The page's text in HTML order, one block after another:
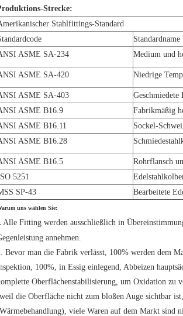
Strecke:
Stahlfittings-Standard
Standardname
ASME SA-234
Medium und
ASME SA-420 Niedrige
ASME SA-403
ASME B16.9
Fabrikmäßig
ASME B16.11
Sockel-
ASME B16.28
ASME B16.5
Rohrflansch
5251
SP-43
Bearbeitete
uns wählen Sie:
Alle Fitting werden ausschließlich in
annehmen.
Bevor man die Fabrik verlässt, 100% werden dem
100%, in Essig einlegend, Abbeizen
Oberflächenstabilisierung, um Oxidation zu
die Oberfläche nicht zum bloßen Auge sichtbar
viele Waren auf dem Markt sind